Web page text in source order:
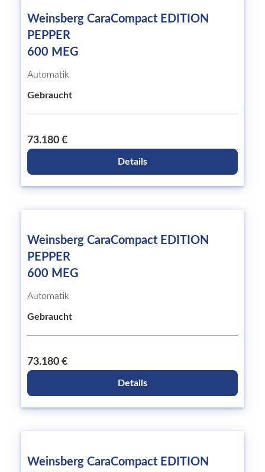
Weinsberg CaraCompact EDITION
PEPPER
600 MEG
Automatik
Gebraucht
73.180 €
Details
Weinsberg CaraCompact EDITION
PEPPER
600 MEG
Automatik
Gebraucht
73.180 €
Details
Weinsberg CaraCompact EDITION